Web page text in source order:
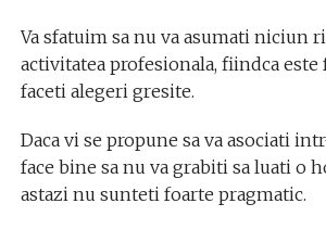
Va sfatuim sa nu va asumati niciun
activitatea profesionala, fiindca este
faceti alegeri gresite.
Daca vi se propune sa va asociati
face bine sa nu va grabiti sa luati o
astazi nu sunteti foarte pragmatic.